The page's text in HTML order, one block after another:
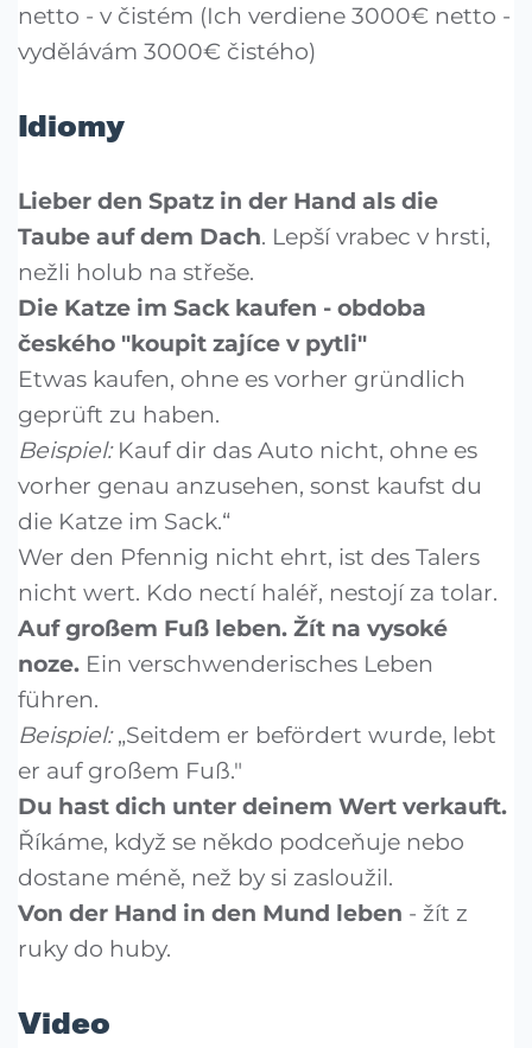
netto - v čistém (Ich verdiene 3000€ netto -
vydělávám 3000€ čistého)
Idiomy
Lieber den Spatz in der Hand als die
Taube auf dem Dach. Lepší vrabec v hrsti,
nežli holub na střeše.
Die Katze im Sack kaufen - obdoba
českého "koupit zajíce v pytli"
Etwas kaufen, ohne es vorher gründlich
geprüft zu haben.
Beispiel:Kauf dir das Auto nicht, ohne es
vorher genau anzusehen, sonst kaufst du
die Katze im Sack.“
Wer den Pfennig nicht ehrt, ist des Talers
nicht wert. Kdo nectí haléř, nestojí za tolar.
Auf großem Fuß leben. Žít na vysoké
noze. Ein verschwenderisches Leben
führen.
Beispiel:„Seitdem er befördert wurde, lebt
er auf großem Fuß."
Du hast dich unter deinem Wert verkauft.
Říkáme, když se někdo podceňuje nebo
dostane méně, než by si zasloužil.
Von der Hand in den Mund leben - žít z
ruky do huby.
Video